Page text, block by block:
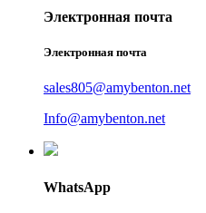
Электронная почта
Электронная почта
sales805@amybenton.net
Info@amybenton.net
WhatsApp